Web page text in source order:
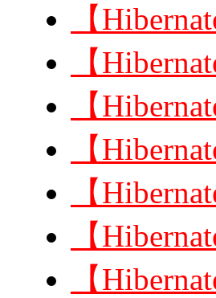
【
【
【
【
【
【
【